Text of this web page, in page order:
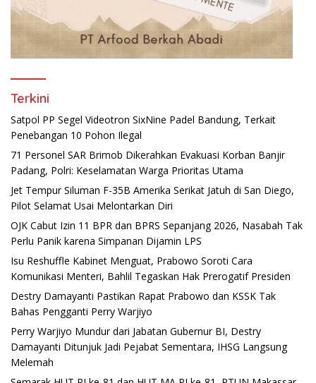
Terkini
Satpol PP Segel Videotron SixNine Padel Bandung, Terkait
Penebangan 10 Pohon Ilegal
71 Personel SAR Brimob Dikerahkan Evakuasi Korban Banjir
Padang, Polri: Keselamatan Warga Prioritas Utama
Jet Tempur Siluman F-35B Amerika Serikat Jatuh di San Diego,
Pilot Selamat Usai Melontarkan Diri
OJK Cabut Izin 11 BPR dan BPRS Sepanjang 2026, Nasabah Tak
Perlu Panik karena Simpanan Dijamin LPS
Isu Reshuffle Kabinet Menguat, Prabowo Soroti Cara
Komunikasi Menteri, Bahlil Tegaskan Hak Prerogatif Presiden
Destry Damayanti Pastikan Rapat Prabowo dan KSSK Tak
Bahas Pengganti Perry Warjiyo
Perry Warjiyo Mundur dari Jabatan Gubernur BI, Destry
Damayanti Ditunjuk Jadi Pejabat Sementara, IHSG Langsung
Melemah